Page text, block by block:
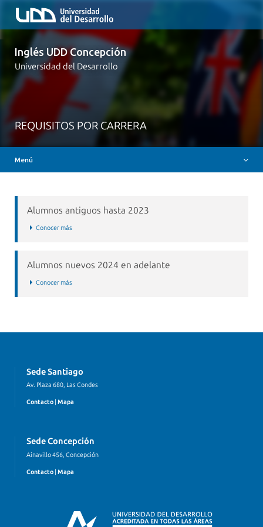
Inglés UDD Concepción
Universidad del Desarrollo
REQUISITOS POR CARRERA
Menú
Inicio
Inglés UDD
Curso asincrónico A2-
TOEIC alumnos B2+
Global Classroom
Cursos de Preparación de Inglés
Alumnos antiguos hasta 2023
Conocer más
Alumnos nuevos 2024 en adelante
Conocer más
Sede Santiago
Av. Plaza 680, Las Condes
Contacto Mapa
Sede Concepción
Ainavillo 456, Concepción
Contacto | Mapa